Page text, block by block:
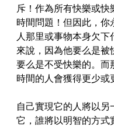
斥！作為所有快樂或快
時間問題！但因此，你
人那里或事物本身欠下
來說，因為他要么是被
要么是不受快樂的。而
時間的人會獲得更少或
自己實現它的人將以另
它，誰將以明智的方式